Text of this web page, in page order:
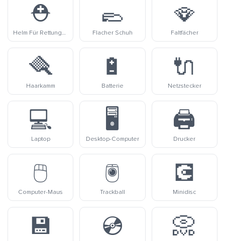
⛑️
Helm Für Rettungskräfte
🥿
Flacher Schuh
🪭
Faltfächer
🪮
Haarkamm
🔋
Batterie
🔌
Netzstecker
💻
Laptop
🖥️
Desktop-Computer
🖨️
Drucker
🖱️
Computer-Maus
🖲️
Trackball
💽
Minidisc
💾 💿 📀